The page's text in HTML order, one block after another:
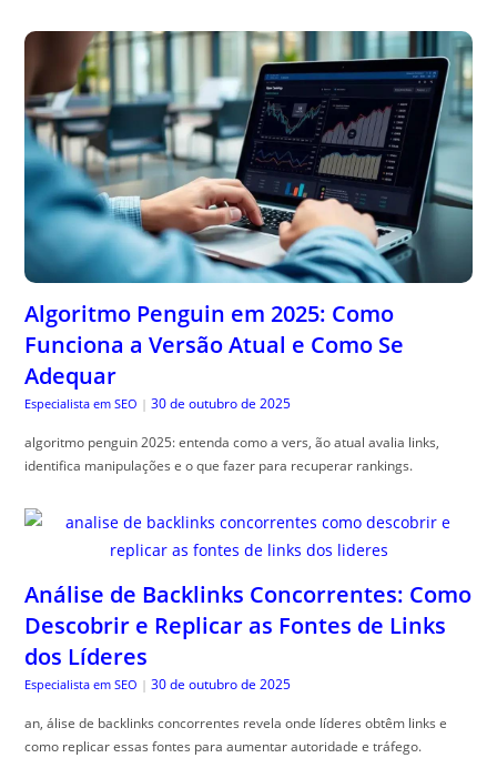
Algoritmo Penguin em 2025: Como
Funciona a Versão Atual e Como Se
Adequar
Especialista em SEO | 30 de outubro de 2025
algoritmo penguin 2025: entenda como a vers, ão atual avalia links,
identifica manipulações e o que fazer para recuperar rankings.
Análise de Backlinks Concorrentes: Como
Descobrir e Replicar as Fontes de Links
dos Líderes
Especialista em SEO | 30 de outubro de 2025
an, álise de backlinks concorrentes revela onde líderes obtêm links e
como replicar essas fontes para aumentar autoridade e tráfego.